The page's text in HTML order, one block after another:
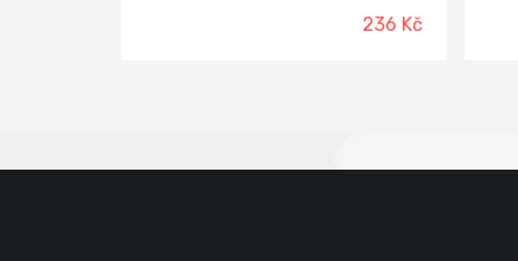
diamantovou 3D texturou. Mají silný
a stabilní úchop a neomezujé Vaši
236 Kč
J2